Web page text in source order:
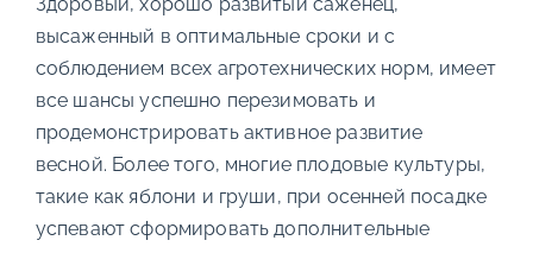
Здоровый, хорошо развитый саженец,
высаженный в оптимальные сроки и с
соблюдением всех агротехнических норм, имеет
все шансы успешно перезимовать и
продемонстрировать активное развитие
весной. Более того, многие плодовые культуры,
такие как яблони и груши, при осенней посадке
успевают сформировать дополнительные